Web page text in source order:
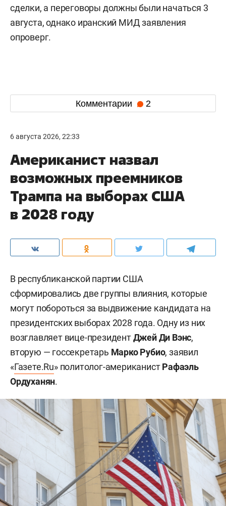
сделки, а переговоры должны были начаться 3
августа, однако иранский МИД заявления
опроверг.
Комментарии 2
6 августа 2026, 22:33
Американист назвал
возможных преемников
Трампа на выборах США
в 2028 году
В республиканской партии США
сформировались две группы влияния, которые
могут побороться за выдвижение кандидата на
президентских выборах 2028 года. Одну из них
возглавляет вице-президентДжей Ди Вэнс,
вторую — госсекретарь Марко Рубио, заявил
«Газете.Ru» политолог-американистРафаэль
Ордуханян.